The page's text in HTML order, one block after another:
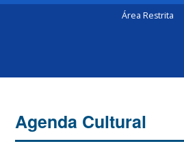
Área Restrita
Agenda Cultural